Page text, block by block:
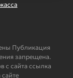
Публикация
запрещена.
с сайта ссылка